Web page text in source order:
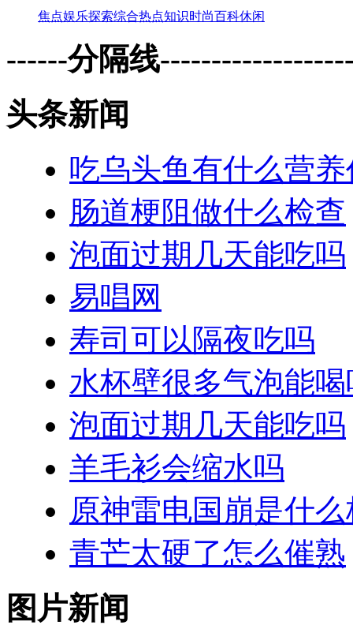
焦点娱乐探索综合热点知识时尚百科休闲
------分隔线
头条新闻
吃乌头鱼有什么营
肠道梗阻做什么检查
泡面过期几天能吃吗
易唱网
寿司可以隔夜吃吗
水杯壁很多气泡能喝
泡面过期几天能吃吗
羊毛衫会缩水吗
原神雷电国崩是什么
青芒太硬了怎么催熟
图片新闻